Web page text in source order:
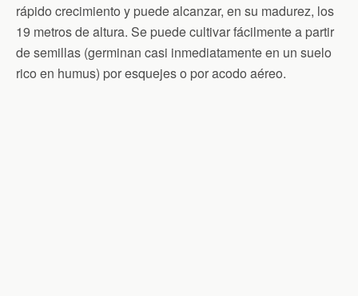
rápido crecimiento y puede alcanzar, en su madurez, los
19 metros de altura. Se puede cultivar fácilmente a partir
de semillas (germinan casi inmediatamente en un suelo
rico en humus) por esquejes o por acodo aéreo.